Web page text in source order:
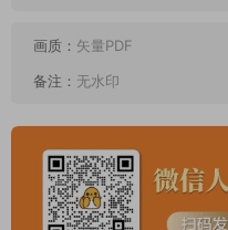
画质： 矢量PDF
备注： 无水印